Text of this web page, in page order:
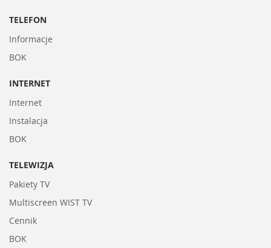
TELEFON
Informacje
BOK
INTERNET
Internet
Instalacja
BOK
TELEWIZJA
Pakiety TV
Multiscreen WIST TV
Cennik
BOK